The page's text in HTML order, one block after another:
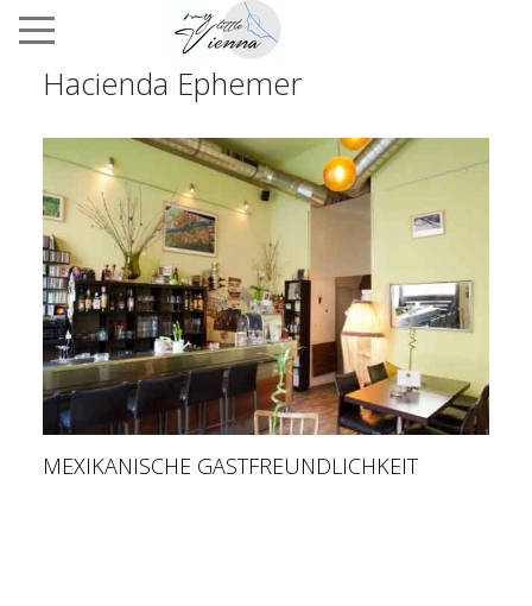
Hacienda Ephemer
MEXIKANISCHE GASTFREUNDLICHKEIT